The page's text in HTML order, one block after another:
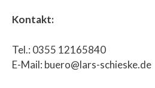
Kontakt:
Tel.: 0355 12165840
E-Mail: buero@lars-schieske.de